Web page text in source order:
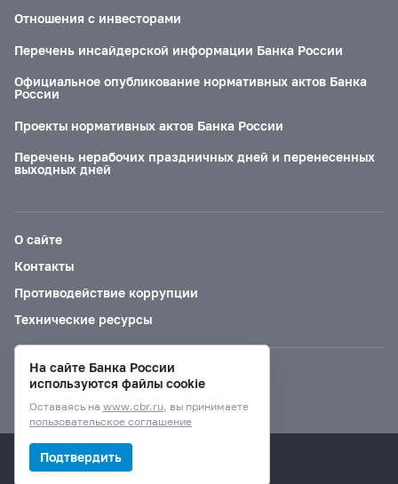
Отношения с инвесторами
Перечень инсайдерской информации Банка России
Официальное опубликование нормативных актов Банка
России
Проекты нормативных актов Банка России
Перечень нерабочих праздничных дней и перенесенных
выходных дней
О сайте
Контакты
Противодействие коррупции
Технические ресурсы
Версия для слабовидящих
© Банк России, 2000–2026.
На сайте Банка России
используются файлы cookie
Оставаясь на www.cbr.ru, вы принимаете
пользовательское соглашение
Подтвердить